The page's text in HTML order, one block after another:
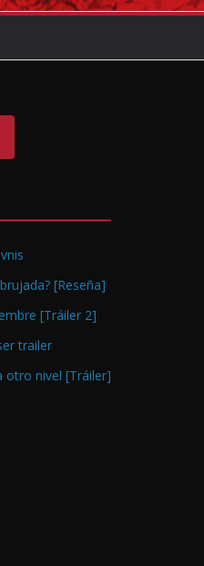
[Reseña]
[Tráiler 2]
trailer
otro nivel [Tráiler]